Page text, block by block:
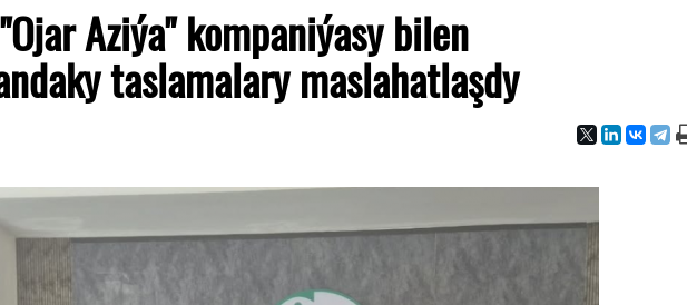
Aziýa" kompaniýasy bilen
taslamalary maslahatlaşdy